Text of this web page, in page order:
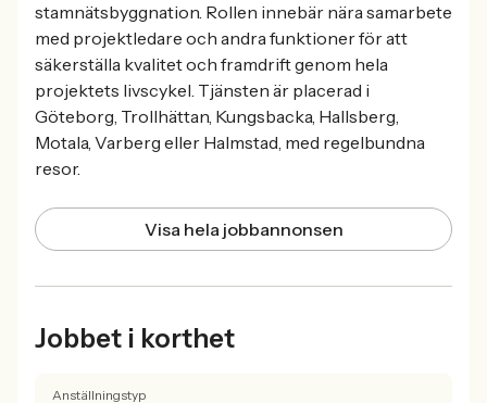
stamnätsbyggnation. Rollen innebär nära samarbete
med projektledare och andra funktioner för att
säkerställa kvalitet och framdrift genom hela
projektets livscykel. Tjänsten är placerad i
Göteborg, Trollhättan, Kungsbacka, Hallsberg,
Motala, Varberg eller Halmstad, med regelbundna
resor.
Visa hela jobbannonsen
Jobbet i korthet
Anställningstyp